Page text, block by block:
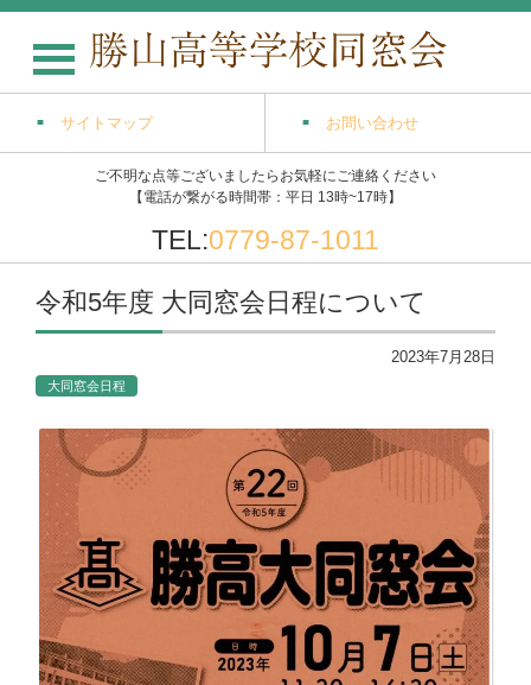
サイトマップ お問い合わせ
ご不明な点等ございましたらお気軽にご連絡ください
【電話が繋がる時間帯：平日 13時~17時】
TEL:0779-87-1011
令和5年度 大同窓会日程について
2023年7月28日
大同窓会日程